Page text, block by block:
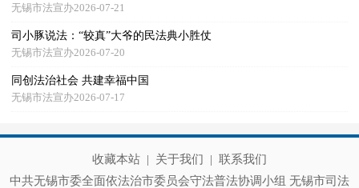
无锡市法宣办2026-07-21
司小豚说法：“较真”大爷的民法典小胜仗
无锡市法宣办2026-07-20
同创法治社会 共建幸福中国
无锡市法宣办2026-07-17
收藏本站 | 关于我们 | 联系我们
中共无锡市委全面依法治市委员会守法普法协调小组 无锡市司法